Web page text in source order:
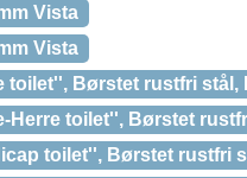
Vista
Vista
toilet'', Børstet rustfri stål,
Herre toilet'', Børstet
toilet'', Børstet rustfri